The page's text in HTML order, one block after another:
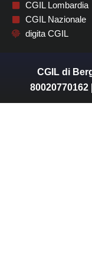
CGIL Lombardia
CGIL Nazionale
digita CGIL
CGIL di
80020770162 |